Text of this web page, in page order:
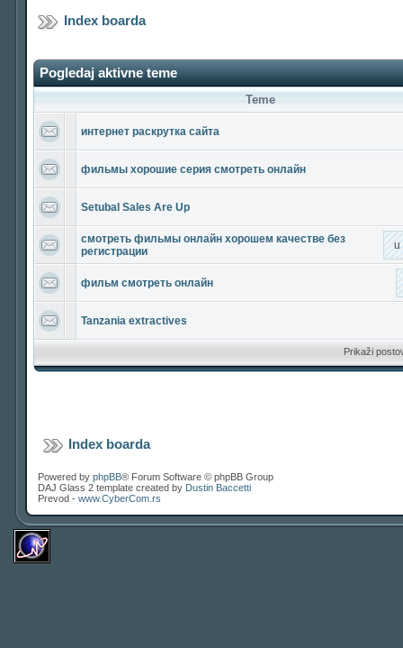
Index boarda
Pogledaj aktivne teme
Teme
интернет раскрутка сайта
фильмы хорошие серия смотреть онлайн
Setubal Sales Are Up
смотреть фильмы онлайн хорошем качестве без
регистрации
u
фильм смотреть онлайн
Tanzania extractives
Prikaži
Index boarda
Powered by phpBB® Forum Software © phpBB Group
DAJ Glass 2 template created by Dustin Baccetti
Prevod - www.CyberCom.rs